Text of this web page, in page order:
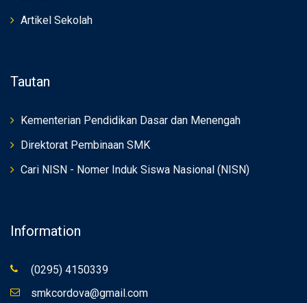
Artikel Sekolah
Tautan
Kementerian Pendidikan Dasar dan Menengah
Direktorat Pembinaan SMK
Cari NISN - Nomer Induk Siswa Nasional (NISN)
Information
(0295) 4150339
smkcordova@gmail.com